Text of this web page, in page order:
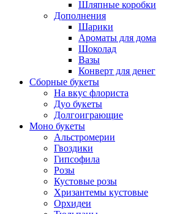
Шляпные коробки
Дополнения
Шарики
Ароматы для дома
Шоколад
Вазы
Конверт для денег
Сборные букеты
На вкус флориста
Дуо букеты
Долгоиграющие
Моно букеты
Альстромерии
Гвоздики
Гипсофила
Розы
Кустовые розы
Хризантемы кустовые
Орхидеи